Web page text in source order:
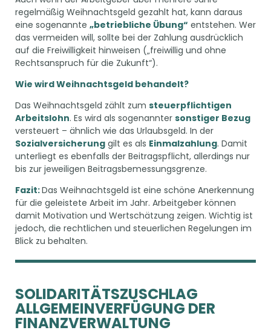
regelmäßig Weihnachtsgeld gezahlt hat, kann daraus
eine sogenannte „betriebliche Übung“ entstehen. Wer
das vermeiden will, sollte bei der Zahlung ausdrücklich
auf die Freiwilligkeit hinweisen („freiwillig und ohne
Rechtsanspruch für die Zukunft“).
Wie wird Weihnachtsgeld behandelt?
Das Weihnachtsgeld zählt zum steuerpflichtigen
Arbeitslohn. Es wird als sogenannter sonstiger Bezug
versteuert – ähnlich wie das Urlaubsgeld. In der
Sozialversicherung gilt es als Einmalzahlung. Damit
unterliegt es ebenfalls der Beitragspflicht, allerdings nur
bis zur jeweiligen Beitragsbemessungsgrenze.
Fazit:Das Weihnachtsgeld ist eine schöne Anerkennung
für die geleistete Arbeit im Jahr. Arbeitgeber können
damit Motivation und Wertschätzung zeigen. Wichtig ist
jedoch, die rechtlichen und steuerlichen Regelungen im
Blick zu behalten.
SOLIDARITÄTSZUSCHLAG
ALLGEMEINVERFÜGUNG DER
FINANZVERWALTUNG